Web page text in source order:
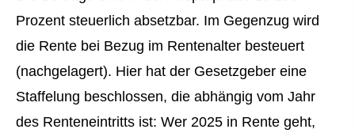
Prozent steuerlich absetzbar. Im Gegenzug wird
die Rente bei Bezug im Rentenalter besteuert
(nachgelagert). Hier hat der Gesetzgeber eine
Staffelung beschlossen, die abhängig vom Jahr
des Renteneintritts ist: Wer 2025 in Rente geht,